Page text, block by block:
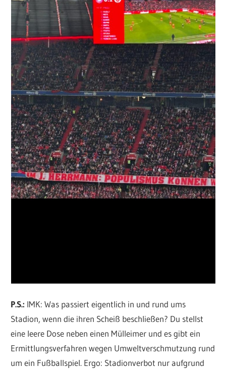
P.S.: IMK: Was passiert eigentlich in und rund ums
Stadion, wenn die ihren Scheiß beschließen? Du stellst
eine leere Dose neben einen Mülleimer und es gibt ein
Ermittlungsverfahren wegen Umweltverschmutzung rund
um ein Fußballspiel. Ergo: Stadionverbot nur aufgrund